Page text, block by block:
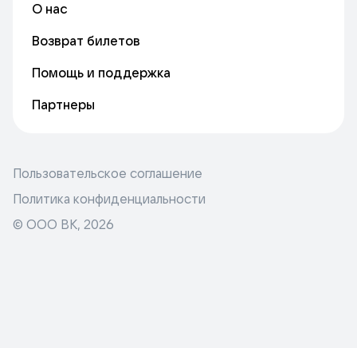
О нас
Возврат билетов
Помощь и поддержка
Партнеры
Пользовательское соглашение
Политика конфиденциальности
© ООО ВК, 2026